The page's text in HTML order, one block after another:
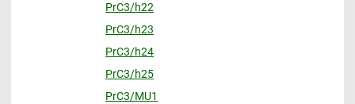
PrC3/h22
PrC3/h23
PrC3/h24
PrC3/h25
PrC3/MU1